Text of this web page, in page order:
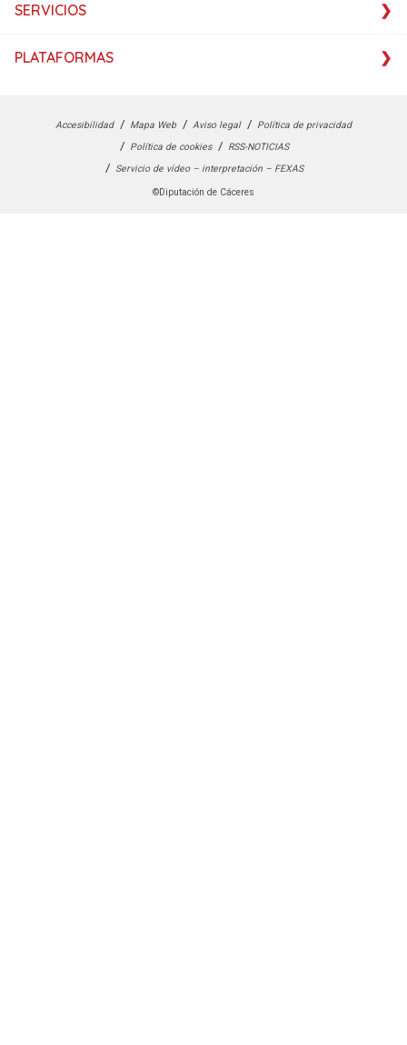
SERVICIOS
PLATAFORMAS
Accesibilidad Mapa Web Aviso legal
Política de privacidad
Política de cookies
RSS-NOTICIAS
Servicio de vídeo – interpretación – FEXAS
©Diputación de Cáceres